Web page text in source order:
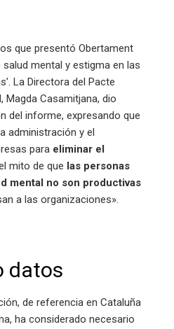
que presentó Obertament
salud mental y estigma en las
La Directora del Pacte
Magda Casamitjana, dio
del informe, expresando que
administración y el
para eliminar el
mito de que las personas
mental no son productivas
a las organizaciones».
datos
de referencia en Cataluña
ha considerado necesario